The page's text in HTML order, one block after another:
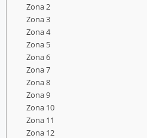
Zona 2
Zona 3
Zona 4
Zona 5
Zona 6
Zona 7
Zona 8
Zona 9
Zona 10
Zona 11
Zona 12